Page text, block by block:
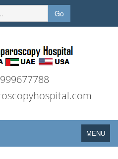
Go
Toggle
navigation
MENU